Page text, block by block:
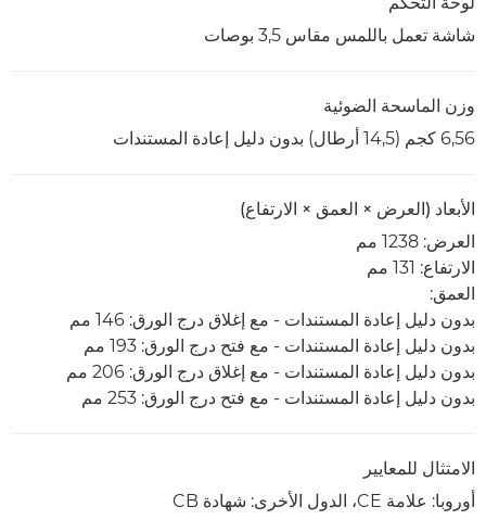
شاشة تعمل باللمس مقاس 3,5 بوصات
وزن الماسحة الضوئية
6,56 كجم (14,5 أرطال) بدون دليل إعادة المستندات
الأبعاد (العرض × العمق × الارتفاع)
العرض: 1238 مم
الارتفاع: 131 مم
العمق:
بدون دليل إعادة المستندات - مع إغلاق درج الورق: 146 مم
بدون دليل إعادة المستندات - مع فتح درج الورق: 193 مم
بدون دليل إعادة المستندات - مع إغلاق درج الورق: 206 مم
بدون دليل إعادة المستندات - مع فتح درج الورق: 253 مم
الامتثال للمعايير
أوروبا: علامة CE، الدول الأخرى: شهادة CB